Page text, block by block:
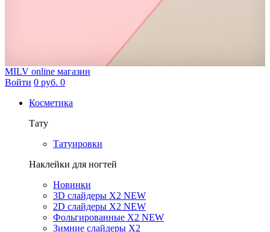
MILV online магазин
Войти 0 руб. 0
Косметика
Тату
Татуировки
Наклейки для ногтей
Новинки
3D слайдеры X2 NEW
2D слайдеры X2 NEW
Фольгированные X2 NEW
Зимние слайдеры Х2